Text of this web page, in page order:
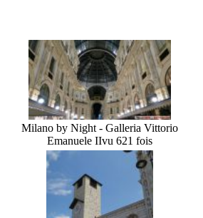
Milano by Night - Galleria Vittorio
Emanuele IIvu 621 fois